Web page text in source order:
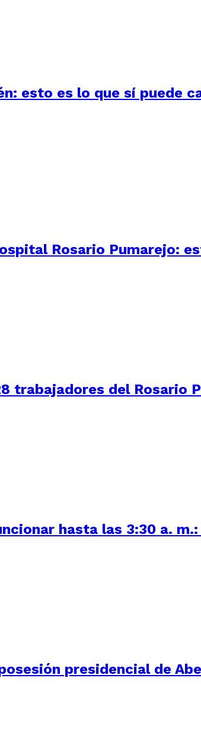
esto es lo que sí puede
Rosario Pumarejo:
trabajadores del Rosario
hasta las 3:30 a.
presidencial de